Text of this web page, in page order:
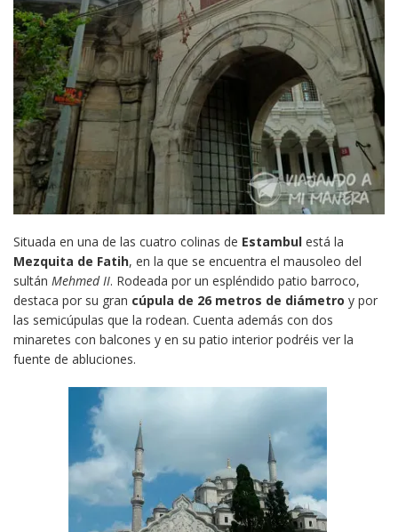
Situada en una de las cuatro colinas de Estambul está la
Mezquita de Fatih, en la que se encuentra el mausoleo del
sultán Mehmed II. Rodeada por un espléndido patio barroco,
destaca por su gran cúpula de 26 metros de diámetro y por
las semicúpulas que la rodean. Cuenta además con dos
minaretes con balcones y en su patio interior podréis ver la
fuente de abluciones.